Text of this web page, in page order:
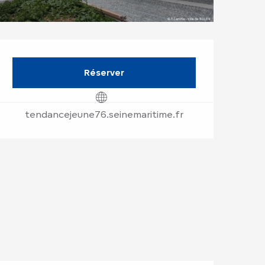
et
Réserver
tendancejeune76.seinemaritime.fr